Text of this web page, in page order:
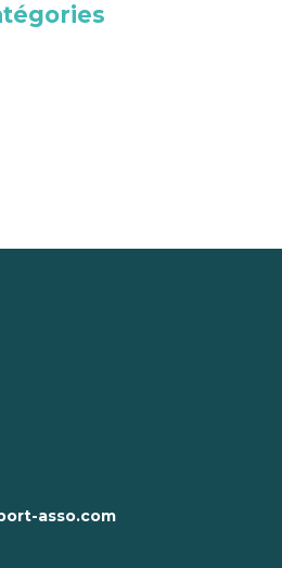
asso.com